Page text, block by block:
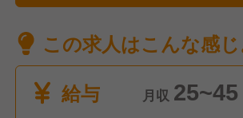
この求人はこんな感じ
給与
月収 25~45